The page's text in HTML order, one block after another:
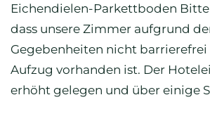
Eichendielen-Parkettboden Bitte
dass unsere Zimmer aufgrund
Gegebenheiten nicht barrierefrei
Aufzug vorhanden ist. Der
erhöht gelegen und über einige